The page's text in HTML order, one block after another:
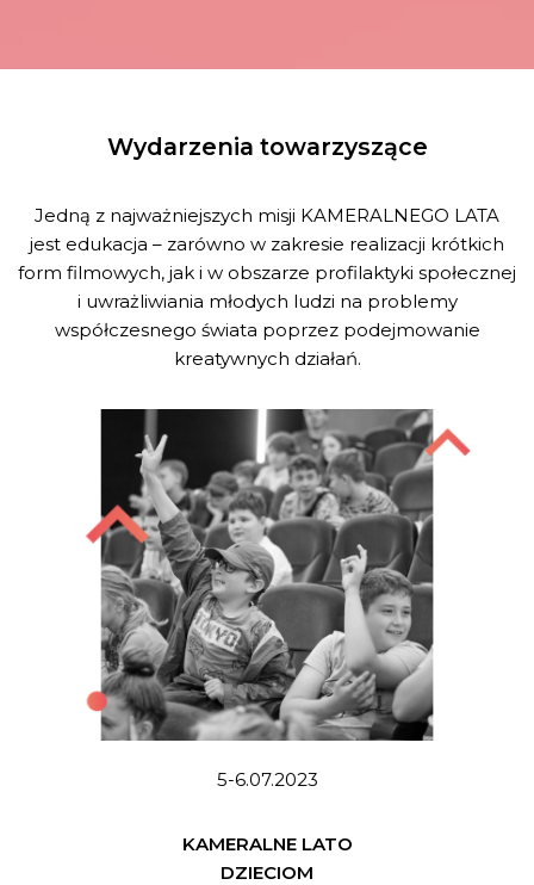
Wydarzenia towarzyszące
Jedną z najważniejszych misji KAMERALNEGO LATA
jest edukacja – zarówno w zakresie realizacji krótkich
form filmowych, jak i w obszarze profilaktyki społecznej
i uwrażliwiania młodych ludzi na problemy
współczesnego świata poprzez podejmowanie
kreatywnych działań.
5-6.07.2023
KAMERALNE LATO
DZIECIOM